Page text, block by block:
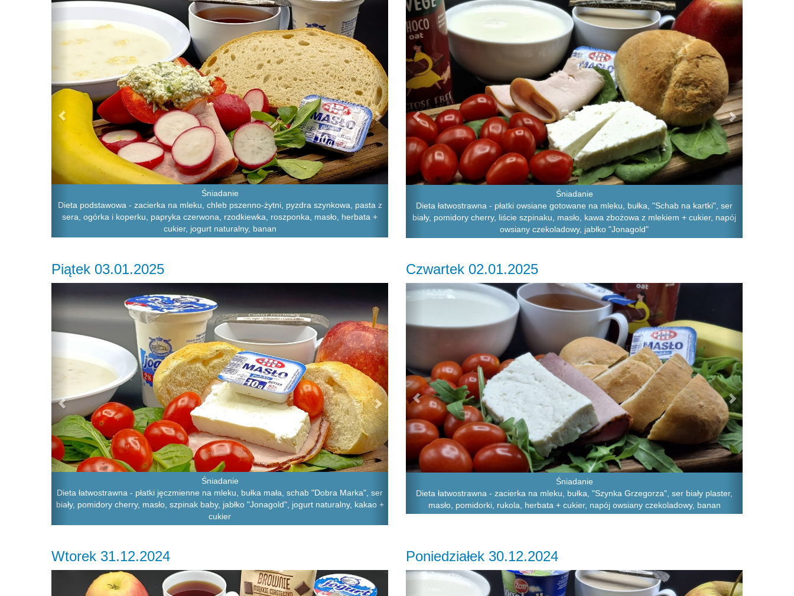
Śniadanie
Dieta podstawowa - zacierka na mleku, chleb pszenno-żytni, pyzdra szynkowa, pasta z
sera, ogórka i koperku, papryka czerwona, rzodkiewka, roszponka, masło, herbata +
cukier, jogurt naturalny, banan
Previous
Śniadanie
Dieta łatwostrawna - płatki owsiane gotowane na mleku, bułka, "Schab na kartki", ser
biały, pomidory cherry, liście szpinaku, masło, kawa zbożowa z mlekiem + cukier, napój
owsiany czekoladowy, jabłko "Jonagold"
Previous Next
Piątek 03.01.2025
Śniadanie
Dieta łatwostrawna - płatki jęczmienne na mleku, bułka mała, schab "Dobra Marka", ser
biały, pomidory cherry, masło, szpinak baby, jabłko "Jonagold", jogurt naturalny, kakao +
cukier
Czwartek 02.01.2025
Śniadanie
Dieta łatwostrawna - zacierka na mleku, bułka, "Szynka Grzegorza", ser biały plaster,
masło, pomidorki, rukola, herbata + cukier, napój owsiany czekoladowy, banan
Previous
Wtorek 31.12.2024 Poniedziałek 30.12.2024
Previous Next